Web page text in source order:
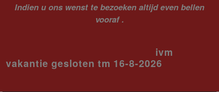
Indien u ons wenst te bezoeken altijd even bellen
vooraf .
ivm
vakantie gesloten tm 16-8-2026